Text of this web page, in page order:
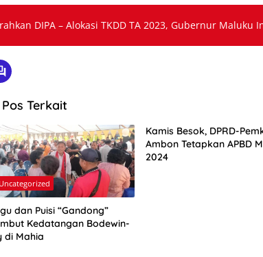
DIPA – Alokasi TKDD TA 2023, Gubernur Maluku
Pos Terkait
Uncategorized
dan Puisi “Gandong”
Kedatangan Bodewin-
di Mahia
Kamis Besok, DPRD-
Ambon Tetapkan APBD
2024